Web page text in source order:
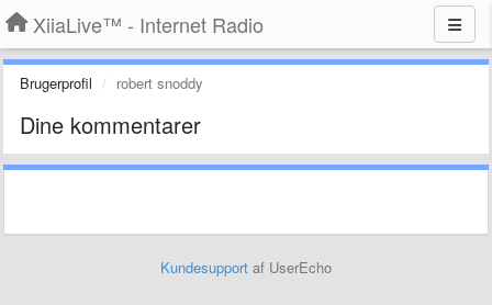
XiiaLive™ - Internet Radio
Brugerprofil robert snoddy
Dine kommentarer
Kundesupport af UserEcho